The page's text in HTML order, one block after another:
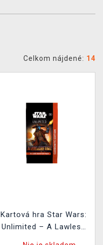
Celkom nájdené: 14
Kartová hra Star Wars:
Unlimited – A Lawless